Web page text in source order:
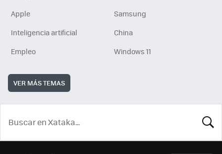
Apple
Samsung
Inteligencia artificial
China
Empleo
Windows 11
VER MÁS TEMAS